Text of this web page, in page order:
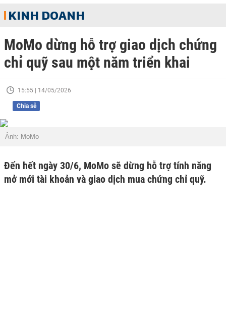
KINH DOANH
MoMo dừng hỗ trợ giao dịch chứng
chỉ quỹ sau một năm triển khai
15:55 | 14/05/2026
Chia sẻ
Ảnh: MoMo
Đến hết ngày 30/6, MoMo sẽ dừng hỗ trợ tính năng
mở mới tài khoản và giao dịch mua chứng chỉ quỹ.